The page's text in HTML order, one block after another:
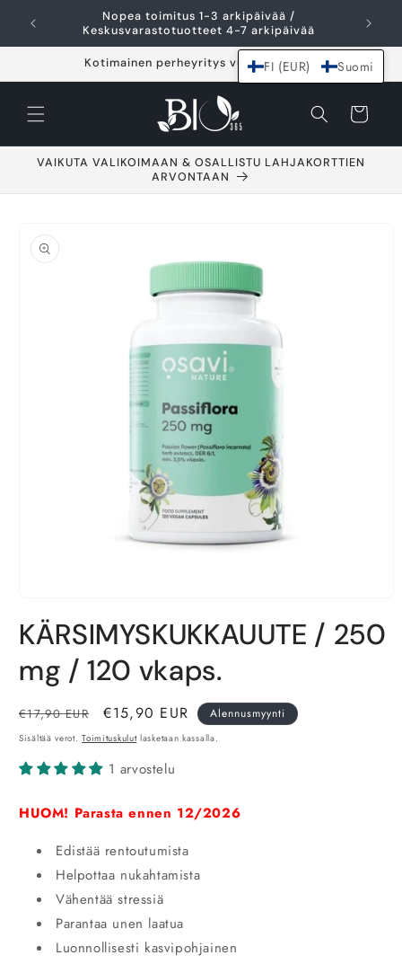
sisältöön
Nopea toimitus 1-3 arkipäivää /
Keskusvarastotuotteet 4-7 arkipäivää
Kotimainen perheyritys vuodesta 2021
Ostoskori
VAIKUTA VALIKOIMAAN & OSALLISTU LAHJAKORTTIEN
ARVONTAAN
tuotetietoihin
aineisto
1
modaalisessa
KÄRSIMYSKUKKAUUTE / 250
mg / 120 vkaps.
Normaalihinta
€17,90 EUR Alennushinta
€15,90 EUR Alennusmyynti
Sisältää verot.Toimituskulutlasketaan kassalla.
1 arvostelu
HUOM! Parasta ennen 12/2026
Edistää rentoutumista
Helpottaa nukahtamista
Vähentää stressiä
Parantaa unen laatua
Luonnollisesti kasvipohjainen
FI (EUR) Suomi